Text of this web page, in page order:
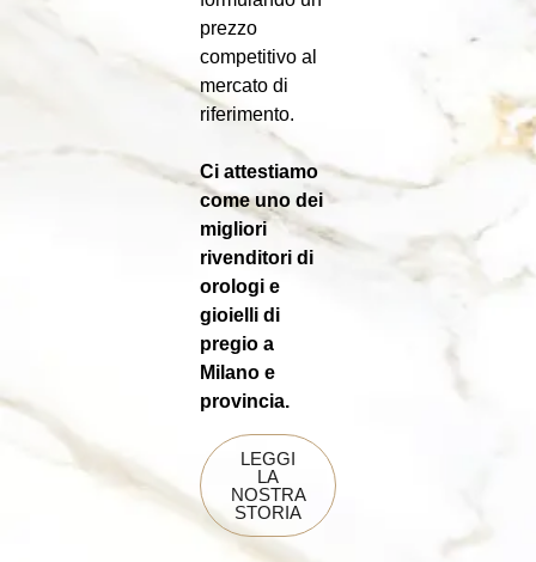
prezzo
competitivo al
mercato di
riferimento.
Ci attestiamo
come uno dei
migliori
rivenditori di
orologi e
gioielli di
pregio a
Milano e
provincia.
LEGGI
LA
NOSTRA
STORIA